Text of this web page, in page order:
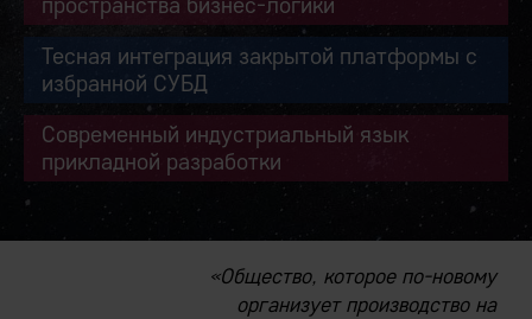
Тесная интеграция закрытой платформы с
избранной СУБД
Современный индустриальный язык
прикладной разработки
«Общество, которое по-новому
организует производство на